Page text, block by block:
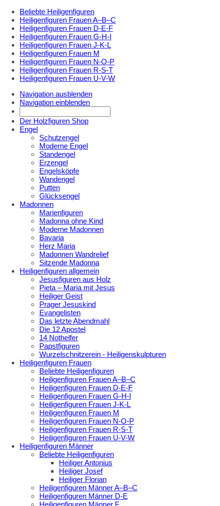
Beliebte Heiligenfiguren
Heiligenfiguren Frauen A–B–C
Heiligenfiguren Frauen D-E-F
Heiligenfiguren Frauen G-H-I
Heiligenfiguren Frauen J-K-L
Heiligenfiguren Frauen M
Heiligenfiguren Frauen N-O-P
Heiligenfiguren Frauen R-S-T
Heiligenfiguren Frauen U-V-W
Navigation ausblenden
Navigation einblenden
Der Holzfiguren Shop
Engel
Schutzengel
Moderne Engel
Standengel
Erzengel
Engelsköpfe
Wandengel
Putten
Glücksengel
Madonnen
Marienfiguren
Madonna ohne Kind
Moderne Madonnen
Bavaria
Herz Maria
Madonnen Wandrelief
Sitzende Madonna
Heiligenfiguren allgemein
Jesusfiguren aus Holz
Pieta – Maria mit Jesus
Heiliger Geist
Prager Jesuskind
Evangelisten
Das letzte Abendmahl
Die 12 Apostel
14 Nothelfer
Papstfiguren
Wurzelschnitzerein - Heiligenskulpturen
Heiligenfiguren Frauen
Beliebte Heiligenfiguren
Heiligenfiguren Frauen A–B–C
Heiligenfiguren Frauen D-E-F
Heiligenfiguren Frauen G-H-I
Heiligenfiguren Frauen J-K-L
Heiligenfiguren Frauen M
Heiligenfiguren Frauen N-O-P
Heiligenfiguren Frauen R-S-T
Heiligenfiguren Frauen U-V-W
Heiligenfiguren Männer
Beliebte Heiligenfiguren
Heiliger Antonius
Heiliger Josef
Heiliger Florian
Heiligenfiguren Männer A–B–C
Heiligenfiguren Männer D-E
Heiligenfiguren Männer F